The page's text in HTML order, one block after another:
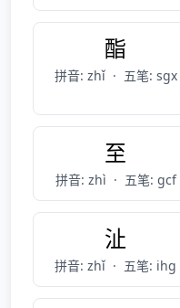
酯
拼音: zhǐ · 五笔: sgx
至
拼音: zhì · 五笔: gcf
沚
拼音: zhǐ · 五笔: ihg